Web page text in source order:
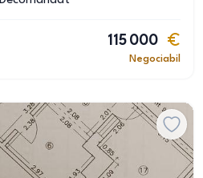
115 000
Negociabil